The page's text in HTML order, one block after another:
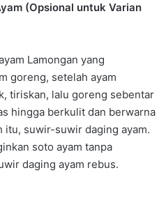
(Opsional untuk Varian
Lamongan yang
goreng, setelah ayam
tiriskan, lalu goreng sebentar
hingga berkulit dan berwarna
itu, suwir-suwir daging ayam.
soto ayam tanpa
daging ayam rebus.